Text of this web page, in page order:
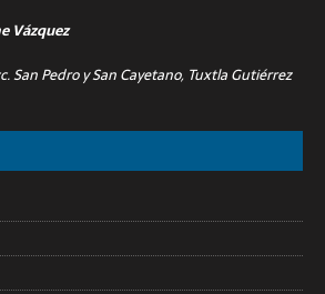
Vázquez
San Pedro y San Cayetano, Tuxtla Gutiérrez